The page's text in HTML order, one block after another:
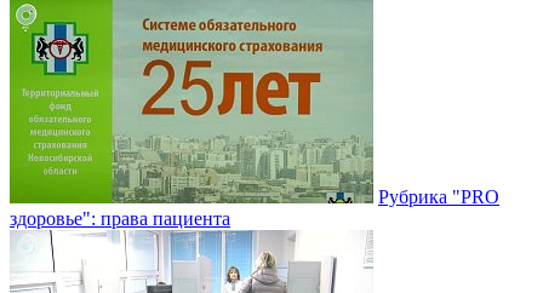
Рубрика "PRO
здоровье": права пациента